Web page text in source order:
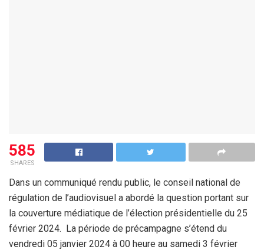
585
SHARES
Dans un communiqué rendu public, le conseil national de
régulation de l’audiovisuel a abordé la question portant sur
la couverture médiatique de l’élection présidentielle du 25
février 2024. La période de précampagne s’étend du
vendredi 05 janvier 2024 à 00 heure au samedi 3 février